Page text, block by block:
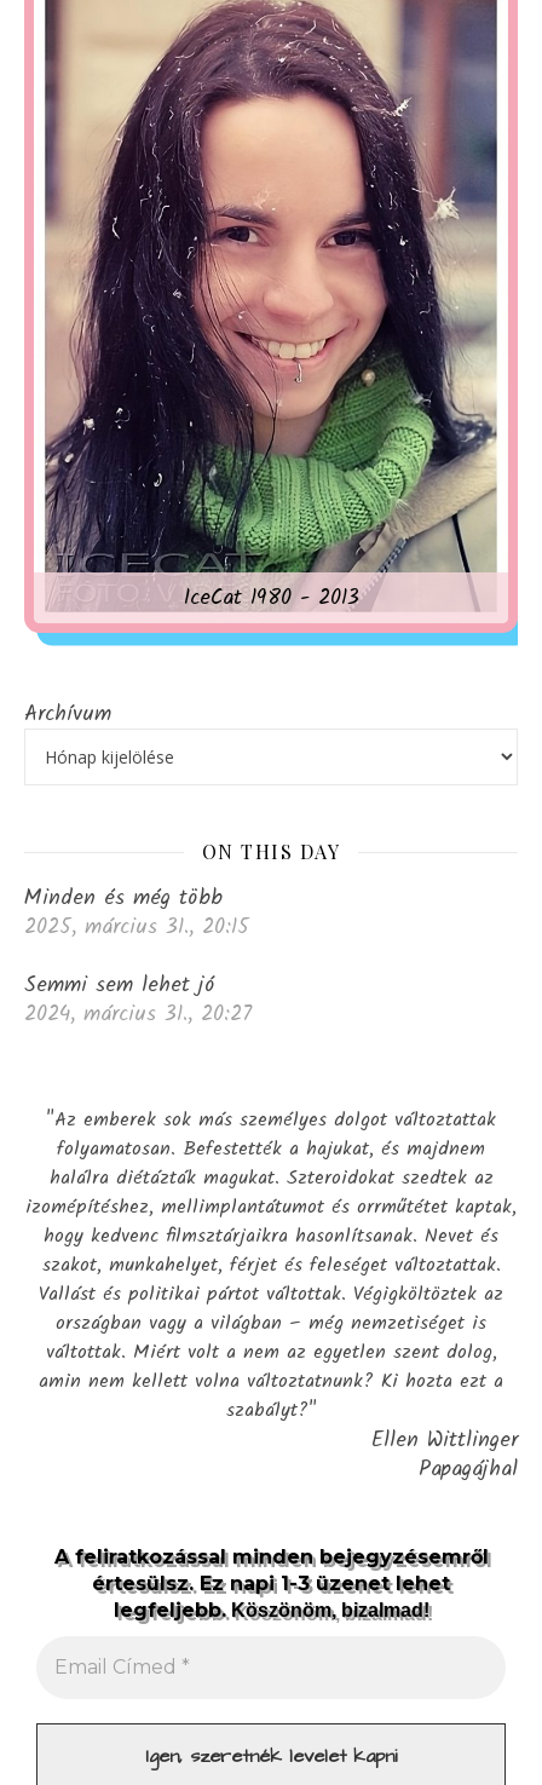
IceCat 1980 - 2013
Archívum
ON THIS DAY
Minden és még több
2025, március 31., 20:15
Semmi sem lehet jó
2024, március 31., 20:27
"Az emberek sok más személyes dolgot változtattak
folyamatosan. Befestették a hajukat, és majdnem
halálra diétázták magukat. Szteroidokat szedtek az
izomépítéshez, mellimplantátumot és orrműtétet kaptak,
hogy kedvenc filmsztárjaikra hasonlítsanak. Nevet és
szakot, munkahelyet, férjet és feleséget változtattak.
Vallást és politikai pártot váltottak. Végigköltöztek az
országban vagy a világban – még nemzetiséget is
váltottak. Miért volt a nem az egyetlen szent dolog,
amin nem kellett volna változtatnunk? Ki hozta ezt a
szabályt?"
Ellen Wittlinger
Papagájhal
A feliratkozással minden bejegyzésemről
értesülsz. Ez napi 1-3 üzenet lehet
legfeljebb.Köszönöm, bizalmad!